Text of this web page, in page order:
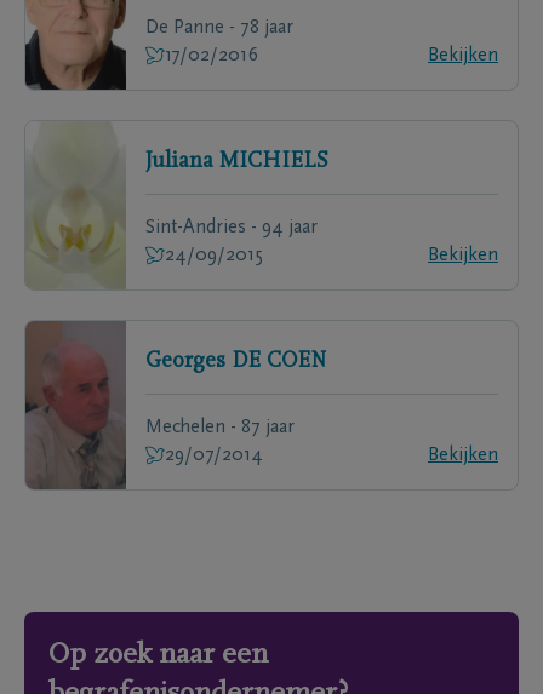
De Panne - 78 jaar
17/02/2016
Bekijken
Juliana MICHIELS
Sint-Andries - 94 jaar
24/09/2015
Bekijken
Georges DE COEN
Mechelen - 87 jaar
29/07/2014
Bekijken
Op zoek naar een